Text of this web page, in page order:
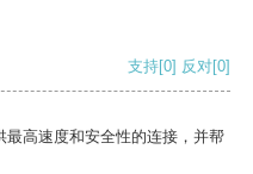
支持[0] 反对[0]
高速度和安全性的连接，并帮